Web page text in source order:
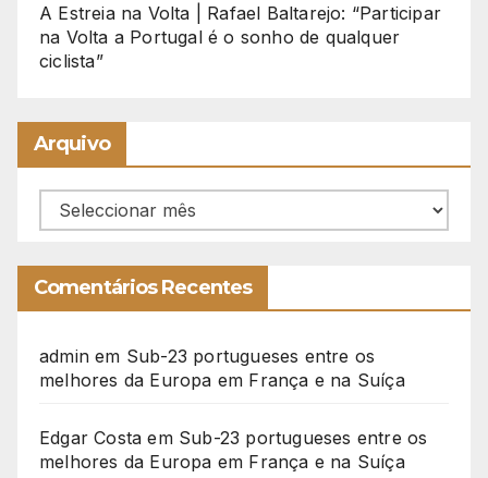
A Estreia na Volta | Rafael Baltarejo: “Participar
na Volta a Portugal é o sonho de qualquer
ciclista”
Arquivo
Arquivo
Comentários Recentes
admin em Sub-23 portugueses entre os
melhores da Europa em França e na Suíça
Edgar Costa em Sub-23 portugueses entre os
melhores da Europa em França e na Suíça